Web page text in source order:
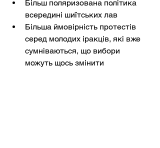
Більш поляризована політика
всередині шиїтських лав
Більша ймовірність протестів
серед молодих іракців, які вже
сумніваються, що вибори
можуть щось змінити